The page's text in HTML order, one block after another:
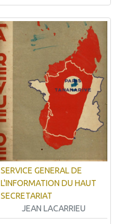
SERVICE GENERAL DE
L'INFORMATION DU HAUT
SECRETARIAT
JEAN LACARRIEU